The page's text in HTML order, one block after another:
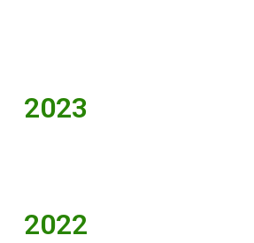
2023
2022